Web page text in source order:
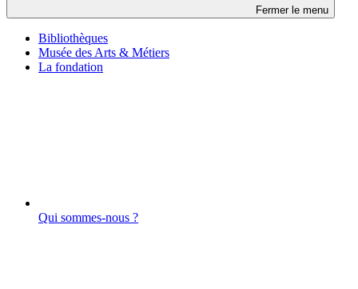
Fermer le menu
Bibliothèques
Musée des Arts & Métiers
La fondation
Qui sommes-nous ?